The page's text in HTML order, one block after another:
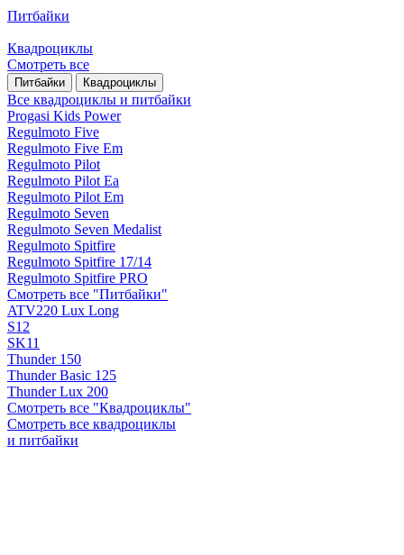
Питбайки
Квадроциклы
Смотреть все
Питбайки Квадроциклы
Все квадроциклы и питбайки
Progasi Kids Power
Regulmoto Five
Regulmoto Five Em
Regulmoto Pilot
Regulmoto Pilot Ea
Regulmoto Pilot Em
Regulmoto Seven
Regulmoto Seven Medalist
Regulmoto Spitfire
Regulmoto Spitfire 17/14
Regulmoto Spitfire PRO
Смотреть все "Питбайки"
ATV220 Lux Long
S12
SK11
Thunder 150
Thunder Basic 125
Thunder Lux 200
Смотреть все "Квадроциклы"
Смотреть все квадроциклы
и питбайки